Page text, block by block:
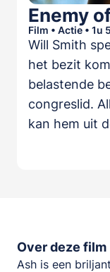
Enemy
Film • Actie • 1u
Will Smith
het bezit
belastende
congreslid.
kan hem uit
Over deze film
Ash is een